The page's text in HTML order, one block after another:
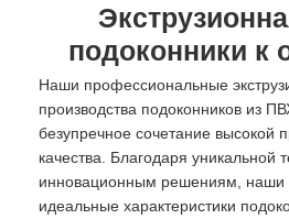
подоконники к
Наши профессиональные
производства подоконников из
безупречное сочетание высокой
качества. Благодаря уникальной
инновационным решениям, наши
идеальные характеристики